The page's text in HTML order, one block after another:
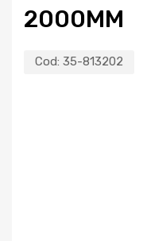
2000MM
Cod: 35-813202